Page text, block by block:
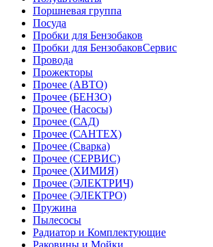
Поршневая группа
Посуда
Пробки для Бензобаков
Пробки для БензобаковСервис
Провода
Прожекторы
Прочее (АВТО)
Прочее (БЕНЗО)
Прочее (Насосы)
Прочее (САД)
Прочее (САНТЕХ)
Прочее (Сварка)
Прочее (СЕРВИС)
Прочее (ХИМИЯ)
Прочее (ЭЛЕКТРИЧ)
Прочее (ЭЛЕКТРО)
Пружина
Пылесосы
Радиатор и Комплектующие
Раковины и Мойки